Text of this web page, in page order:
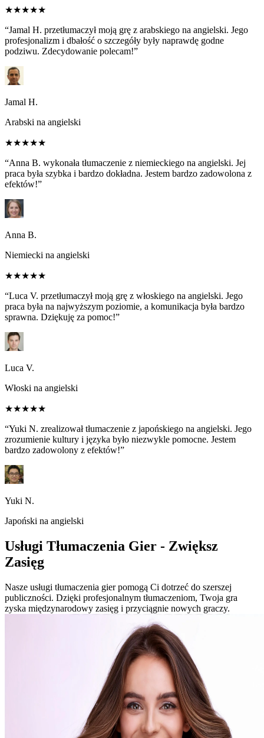
★★★★★
“Jamal H. przetłumaczył moją grę z arabskiego na angielski. Jego
profesjonalizm i dbałość o szczegóły były naprawdę godne
podziwu. Zdecydowanie polecam!”
Jamal H.
Arabski na angielski
★★★★★
“Anna B. wykonała tłumaczenie z niemieckiego na angielski. Jej
praca była szybka i bardzo dokładna. Jestem bardzo zadowolona z
efektów!”
Anna B.
Niemiecki na angielski
★★★★★
“Luca V. przetłumaczył moją grę z włoskiego na angielski. Jego
praca była na najwyższym poziomie, a komunikacja była bardzo
sprawna. Dziękuję za pomoc!”
Luca V.
Włoski na angielski
★★★★★
“Yuki N. zrealizował tłumaczenie z japońskiego na angielski. Jego
zrozumienie kultury i języka było niezwykle pomocne. Jestem
bardzo zadowolony z efektów!”
Yuki N.
Japoński na angielski
Usługi Tłumaczenia Gier - Zwiększ
Zasięg
Nasze usługi tłumaczenia gier pomogą Ci dotrzeć do szerszej
publiczności. Dzięki profesjonalnym tłumaczeniom, Twoja gra
zyska międzynarodowy zasięg i przyciągnie nowych graczy.